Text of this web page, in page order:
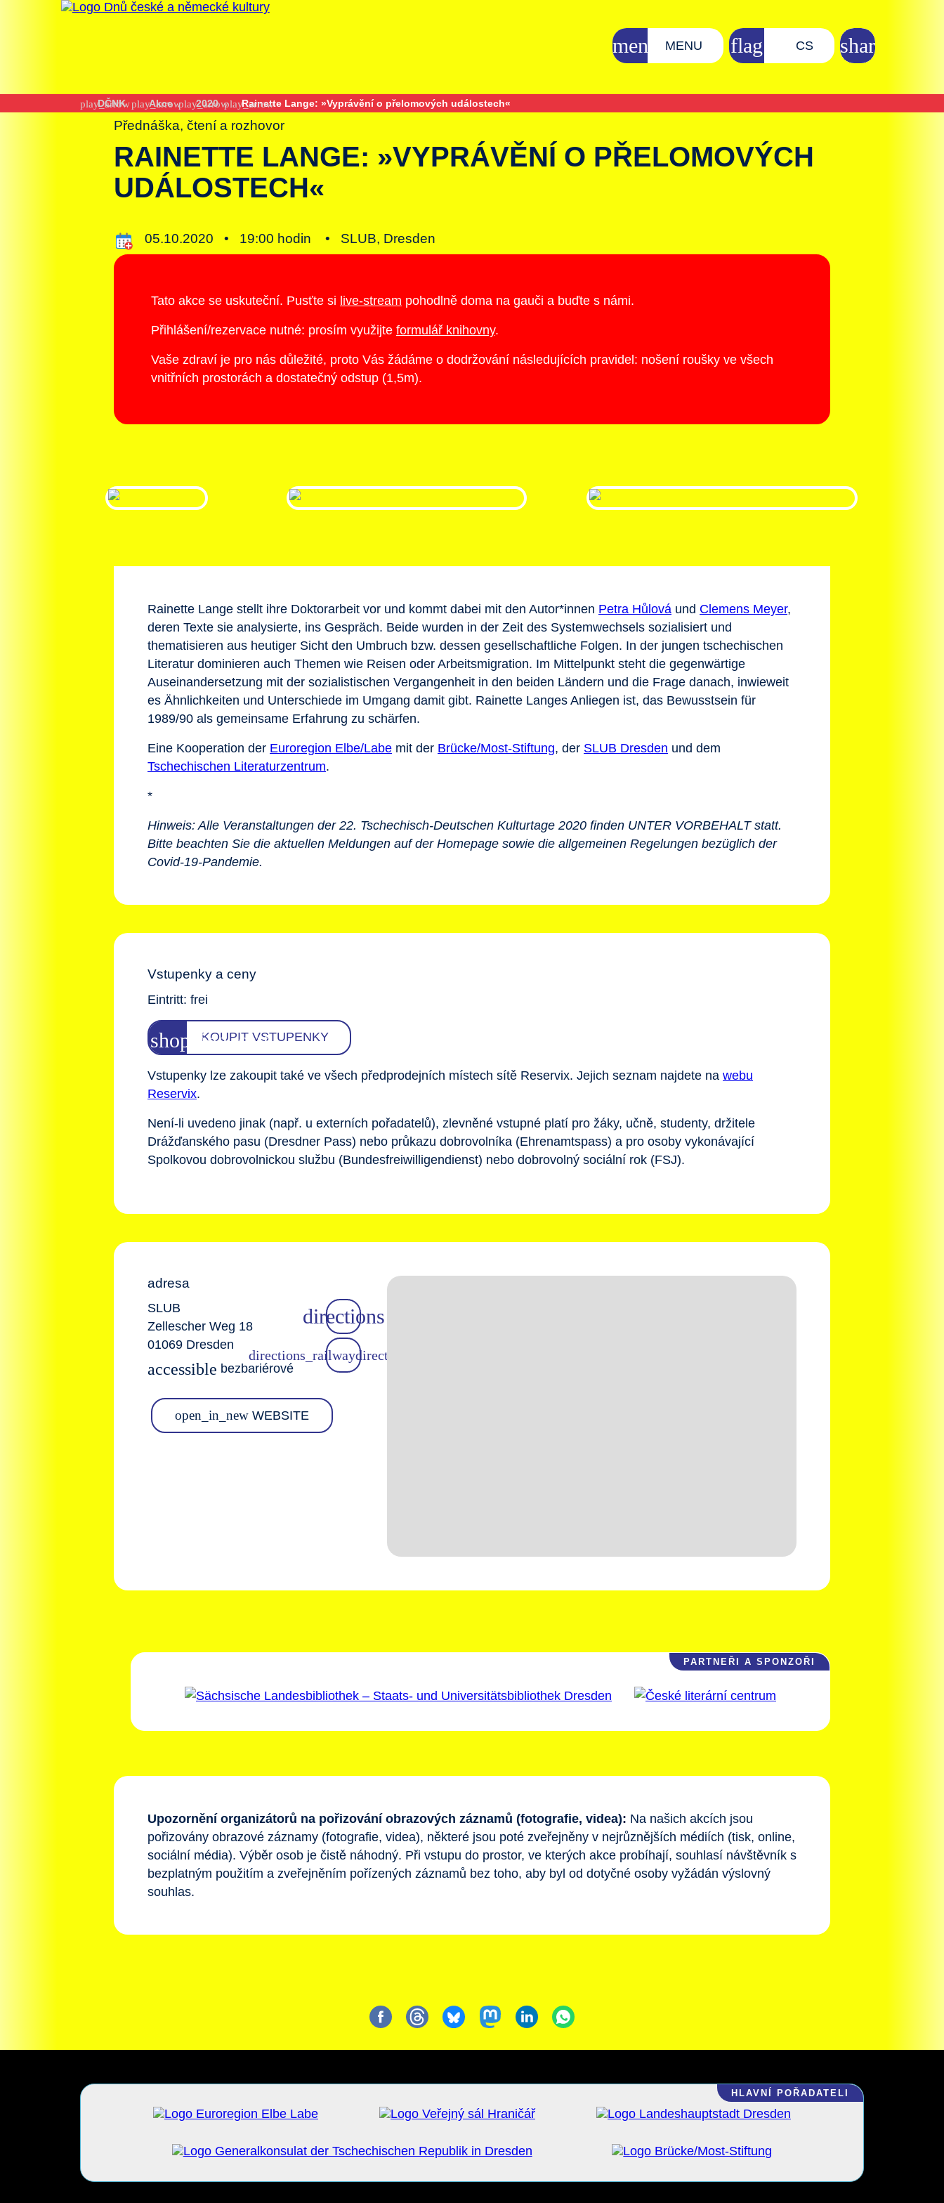
MENU CS
DČNK Akce 2020 Rainette Lange: »Vyprávění o přelomových událostech«
Přednáška, čtení a rozhovor
RAINETTE LANGE: »VYPRÁVĚNÍ O PŘELOMOVÝCH
UDÁLOSTECH«
05.10.2020 • 19:00 hodin • SLUB, Dresden
Tato akce se uskuteční. Pusťte si live-stream pohodlně doma na gauči a buďte s námi.
Přihlášení/rezervace nutné: prosím využijte formulář knihovny.
Vaše zdraví je pro nás důležité, proto Vás žádáme o dodržování následujících pravidel: nošení roušky ve všech
vnitřních prostorách a dostatečný odstup (1,5m).
Rainette Lange stellt ihre Doktorarbeit vor und kommt dabei mit den Autor*innen Petra Hůlová und Clemens Meyer,
deren Texte sie analysierte, ins Gespräch. Beide wurden in der Zeit des Systemwechsels sozialisiert und
thematisieren aus heutiger Sicht den Umbruch bzw. dessen gesellschaftliche Folgen. In der jungen tschechischen
Literatur dominieren auch Themen wie Reisen oder Arbeitsmigration. Im Mittelpunkt steht die gegenwärtige
Auseinandersetzung mit der sozialistischen Vergangenheit in den beiden Ländern und die Frage danach, inwieweit
es Ähnlichkeiten und Unterschiede im Umgang damit gibt. Rainette Langes Anliegen ist, das Bewusstsein für
1989/90 als gemeinsame Erfahrung zu schärfen.
Eine Kooperation der Euroregion Elbe/Labe mit der Brücke/Most-Stiftung, der SLUB Dresden und dem
Tschechischen Literaturzentrum.
*
Hinweis: Alle Veranstaltungen der 22. Tschechisch-Deutschen Kulturtage 2020 finden UNTER VORBEHALT statt.
Bitte beachten Sie die aktuellen Meldungen auf der Homepage sowie die allgemeinen Regelungen bezüglich der
Covid-19-Pandemie.
Vstupenky a ceny
Eintritt: frei
KOUPIT VSTUPENKY
Vstupenky lze zakoupit také ve všech předprodejních místech sítě Reservix. Jejich seznam najdete na webu
Reservix.
Není-li uvedeno jinak (např. u externích pořadatelů), zlevněné vstupné platí pro žáky, učně, studenty, držitele
Drážďanského pasu (Dresdner Pass) nebo průkazu dobrovolníka (Ehrenamtspass) a pro osoby vykonávající
Spolkovou dobrovolnickou službu (Bundesfreiwilligendienst) nebo dobrovolný sociální rok (FSJ).
adresa
SLUB
Zellescher Weg 18
01069 Dresden
accessible bezbariérové
open_in_new WEBSITE
Upozornění organizátorů na pořizování obrazových záznamů (fotografie, videa): Na našich akcích jsou
pořizovány obrazové záznamy (fotografie, videa), některé jsou poté zveřejněny v nejrůznějších médiích (tisk, online,
sociální média). Výběr osob je čistě náhodný. Při vstupu do prostor, ve kterých akce probíhají, souhlasí návštěvník s
bezplatným použitím a zveřejněním pořízených záznamů bez toho, aby byl od dotyčné osoby vyžádán výslovný
souhlas.